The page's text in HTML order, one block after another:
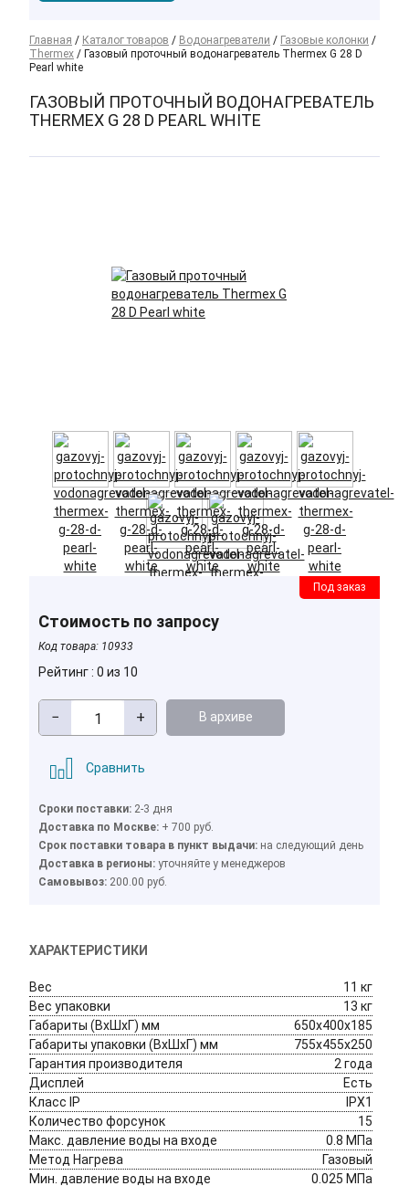
Главная / Каталог товаров / Водонагреватели / Газовые колонки /
Thermex / Газовый проточный водонагреватель Thermex G 28 D
Pearl white
ГАЗОВЫЙ ПРОТОЧНЫЙ ВОДОНАГРЕВАТЕЛЬ
THERMEX G 28 D PEARL WHITE
Под заказ
Стоимость по запросу
Код товара: 10933
Рейтинг : 0 из 10
− + В архиве
Сравнить
Сроки поставки: 2-3 дня
Доставка по Москве: + 700 руб.
Cрок поставки товара в пункт выдачи: на следующий день
Доставка в регионы: уточняйте у менеджеров
Cамовывоз: 200.00 руб.
ХАРАКТЕРИСТИКИ
Вес
11 кг
Вес упаковки
13 кг
Габариты (ВхШхГ) мм
650х400х185
Габариты упаковки (ВхШхГ) мм
755х455х250
Гарантия производителя
2 года
Дисплей
Есть
Класс IP
IPX1
Количество форсунок
15
Макс. давление воды на входе
0.8 МПа
Метод Нагрева
Газовый
Мин. давление воды на входе
0.025 МПа